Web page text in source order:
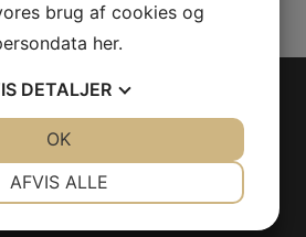
Information
Handelsebetingelser
Privatlivspolitik
brug af cookies og
her.
DETALJER
AFVIS ALLE
OK